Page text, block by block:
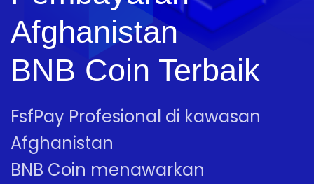
Afghanistan
BNB Coin Terbaik
FsfPay Profesional di kawasan
Afghanistan
BNB Coin menawarkan